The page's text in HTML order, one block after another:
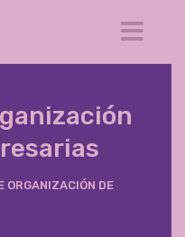
ORGANIZACIÓN DE